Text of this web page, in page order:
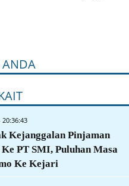
ANDA
20:36:43
Kejanggalan Pinjaman
Ke PT SMI, Puluhan Masa
Ke Kejari